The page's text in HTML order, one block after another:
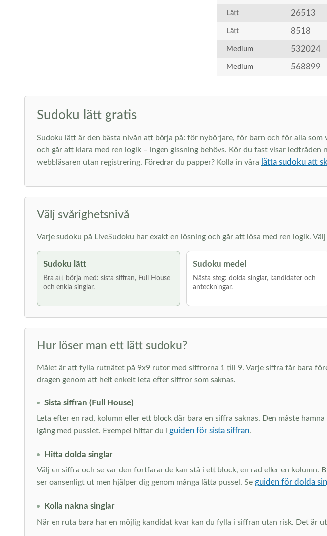
Lätt 26513
Lätt 8518
Medium 532024
Medium 568899
Sudoku lätt gratis
Sudoku lätt är den bästa nivån att börja på: för nybörjare, för barn och för alla
och går att klara med ren logik – ingen gissning behövs. Kör du fast visar
webbläsaren utan registrering. Föredrar du papper? Kolla in våra lätta sudoku att
Välj svårighetsnivå
Varje sudoku på LiveSudoku har exakt en lösning och går att lösa med ren logik.
Sudoku lätt
Bra att börja med: sista siffran, Full House
och enkla singlar.
Sudoku medel
Nästa steg: dolda singlar, kandidater och
anteckningar.
Hur löser man ett lätt sudoku?
Målet är att fylla rutnätet på 9x9 rutor med siffrorna 1 till 9. Varje siffra får bara
dragen genom att helt enkelt leta efter siffror som saknas.
Sista siffran (Full House)
Leta efter en rad, kolumn eller ett block där bara en siffra saknas. Den måste
igång med pusslet. Exempel hittar du i guiden för sista siffran.
Hitta dolda singlar
Välj en siffra och se var den fortfarande kan stå i ett block, en rad eller en
ser oansenligt ut men hjälper dig genom många lätta pussel. Se guiden för dolda
Kolla nakna singlar
När en ruta bara har en möjlig kandidat kvar kan du fylla i siffran utan risk. Det är